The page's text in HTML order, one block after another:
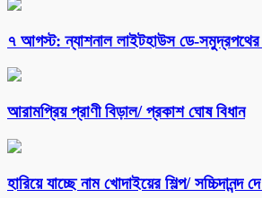
৭ আগস্ট: ন্যাশনাল লাইটহাউস ডে-সমুদ্রপথের
আরামপ্রিয় প্রাণী বিড়াল/ প্রকাশ ঘোষ বিধান
হারিয়ে যাচ্ছে নাম খোদাইয়ের শিল্প/ সচ্চিদানন্দ